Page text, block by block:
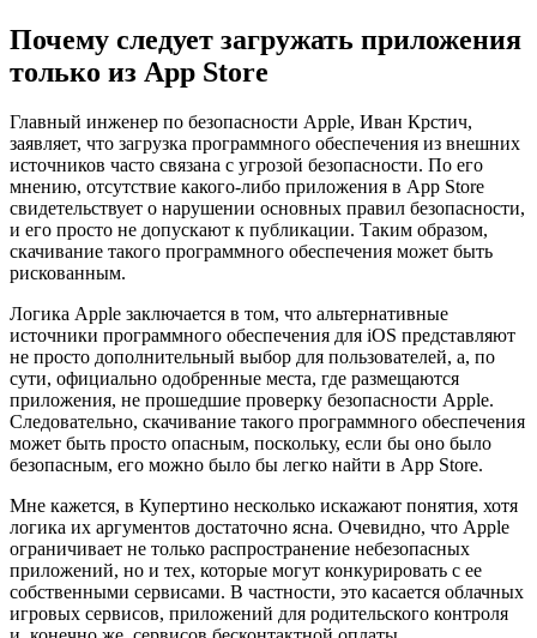
Почему следует загружать приложения
только из App Store
Главный инженер по безопасности Apple, Иван Крстич,
заявляет, что загрузка программного обеспечения из внешних
источников часто связана с угрозой безопасности. По его
мнению, отсутствие какого-либо приложения в App Store
свидетельствует о нарушении основных правил безопасности,
и его просто не допускают к публикации. Таким образом,
скачивание такого программного обеспечения может быть
рискованным.
Логика Apple заключается в том, что альтернативные
источники программного обеспечения для iOS представляют
не просто дополнительный выбор для пользователей, а, по
сути, официально одобренные места, где размещаются
приложения, не прошедшие проверку безопасности Apple.
Следовательно, скачивание такого программного обеспечения
может быть просто опасным, поскольку, если бы оно было
безопасным, его можно было бы легко найти в App Store.
Мне кажется, в Купертино несколько искажают понятия, хотя
логика их аргументов достаточно ясна. Очевидно, что Apple
ограничивает не только распространение небезопасных
приложений, но и тех, которые могут конкурировать с ее
собственными сервисами. В частности, это касается облачных
игровых сервисов, приложений для родительского контроля